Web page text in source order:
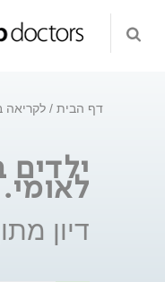
דף הבית לקריאה
ילדים
לאומי.
דיון